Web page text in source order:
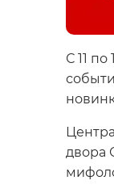
С 11
двора